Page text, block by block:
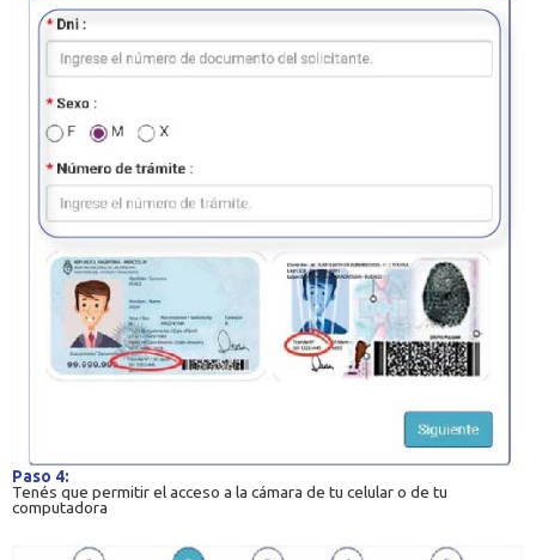
Paso 4:
Tenés que permitir el acceso a la cámara de tu celular o de tu
computadora